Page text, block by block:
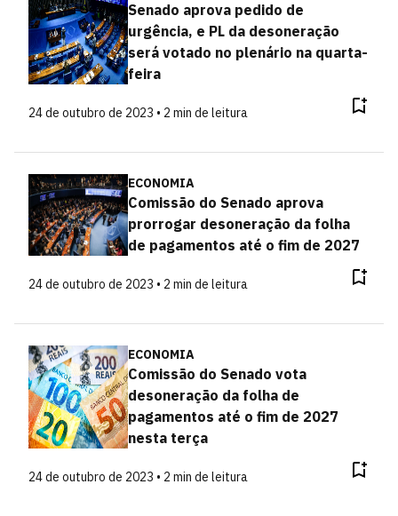
Senado aprova pedido de
urgência, e PL da desoneração
será votado no plenário na quarta-
feira
24 de outubro de 2023 • 2 min de leitura
ECONOMIA
Comissão do Senado aprova
prorrogar desoneração da folha
de pagamentos até o fim de 2027
24 de outubro de 2023 • 2 min de leitura
ECONOMIA
Comissão do Senado vota
desoneração da folha de
pagamentos até o fim de 2027
nesta terça
24 de outubro de 2023 • 2 min de leitura